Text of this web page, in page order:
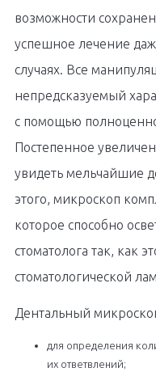
возможности
успешное лечение
случаях. Все
непредсказуемый
с помощью
Постепенное
увидеть мельчайшие
этого, микроскоп
которое способно
стоматолога так, как
стоматологической
Дентальный
для определения
их ответвлений;